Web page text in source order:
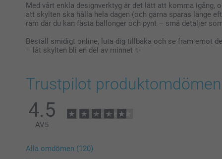
Med vårt enkla designverktyg är det lätt att komma igång,
att skylten ska hålla hela dagen (och gärna sparas länge
ram där du kan fästa ballonger och pynt – små detaljer
Beställ smidigt online, luta dig tillbaka och se fram emot
– låt skylten bli en del av minnet ✨
Trustpilot produktomdömen
4.5
AV5
Alla omdömen (120)